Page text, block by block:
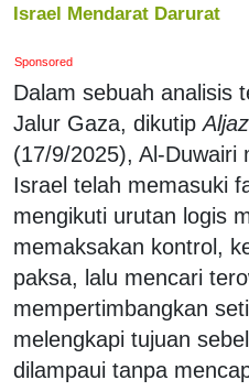
Israel Mendarat Darurat
Sponsored
Dalam sebuah analisis
Jalur Gaza, dikutip
(17/9/2025), Al-Duwairi
Israel telah memasuki
mengikuti urutan logis
memaksakan kontrol,
paksa, lalu mencari
mempertimbangkan
melengkapi tujuan
dilampaui tanpa